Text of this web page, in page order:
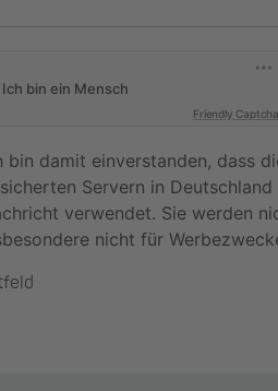
Friendly Captcha
bin damit einverstanden, dass
Servern in
verwendet. Sie werden
nicht für